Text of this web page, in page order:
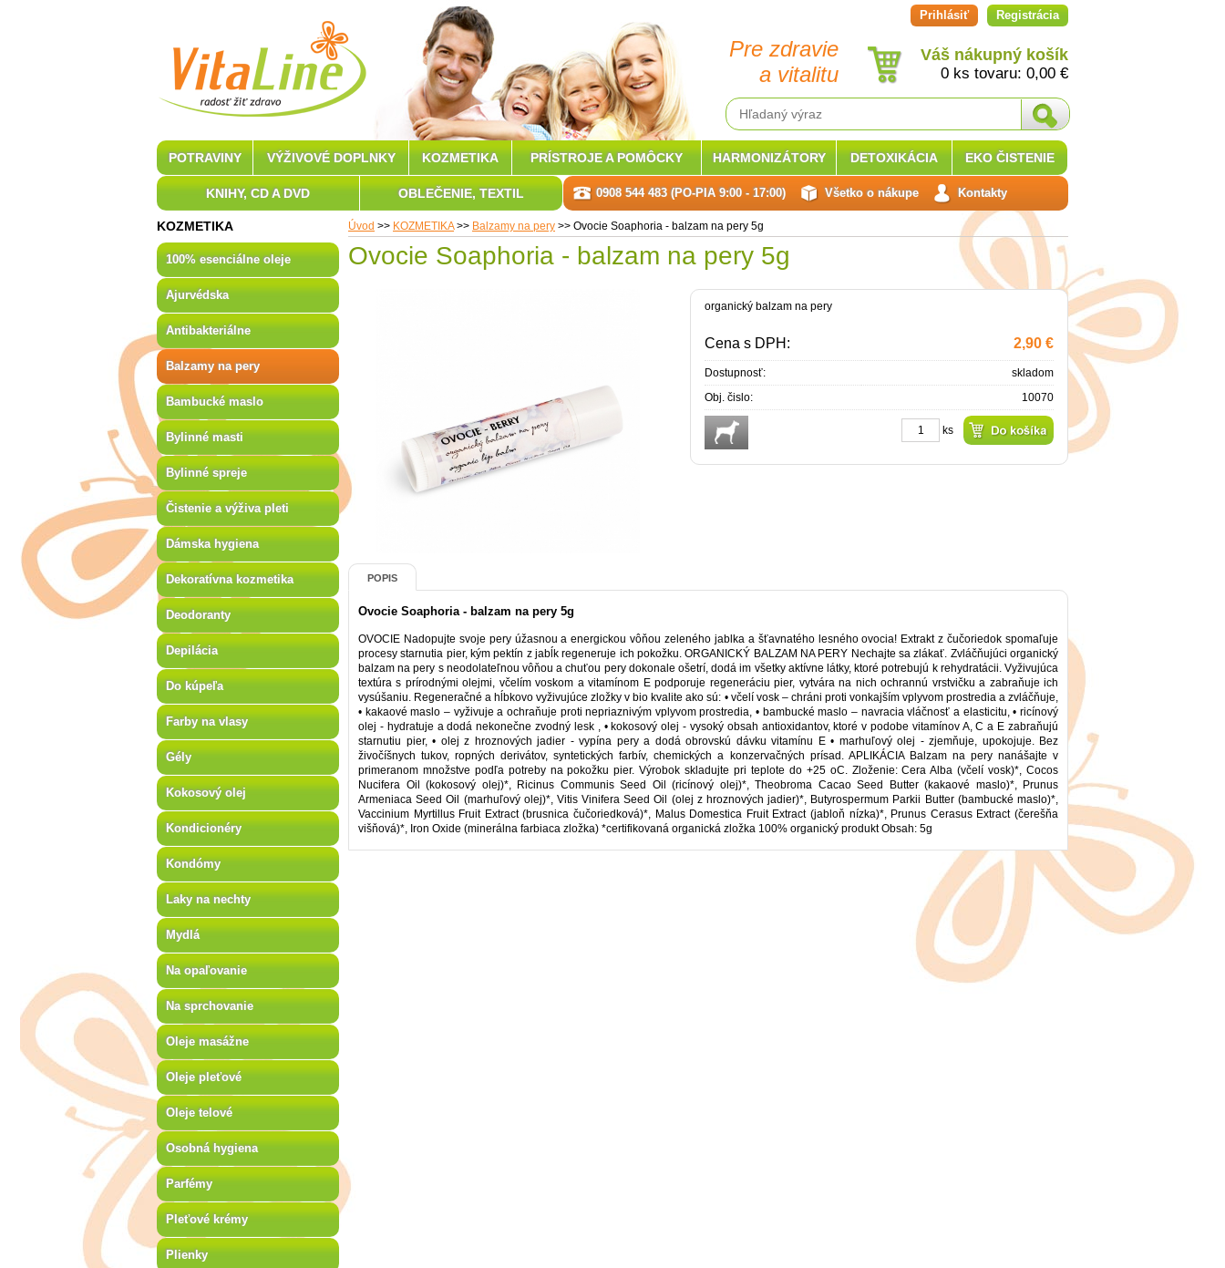
Pre zdravie
a vitalitu
Prihlásiť Registrácia
Váš nákupný košík
0 ks tovaru: 0,00 €
Úvod >> KOZMETIKA >> Balzamy na pery >> Ovocie Soaphoria - balzam na pery 5g
Ovocie Soaphoria - balzam na pery 5g
organický balzam na pery
Cena s DPH: 2,90 €
Dostupnosť:
skladom
Obj. čislo:
10070
ks
POPIS
Ovocie Soaphoria - balzam na pery 5g
OVOCIE Nadopujte svoje pery úžasnou a energickou vôňou zeleného jablka a šťavnatého lesného ovocia! Extrakt z čučoriedok spomaľuje
procesy starnutia pier, kým pektín z jabĺk regeneruje ich pokožku. ORGANICKÝ BALZAM NA PERY Nechajte sa zlákať. Zvláčňujúci organický
balzam na pery s neodolateľnou vôňou a chuťou pery dokonale ošetrí, dodá im všetky aktívne látky, ktoré potrebujú k rehydratácii. Vyživujúca
textúra s prírodnými olejmi, včelím voskom a vitamínom E podporuje regeneráciu pier, vytvára na nich ochrannú vrstvičku a zabraňuje ich
vysúšaniu. Regeneračné a hĺbkovo vyživujúce zložky v bio kvalite ako sú: • včelí vosk – chráni proti vonkajším vplyvom prostredia a zvláčňuje,
• kakaové maslo – vyživuje a ochraňuje proti nepriaznivým vplyvom prostredia, • bambucké maslo – navracia vláčnosť a elasticitu, • ricínový
olej - hydratuje a dodá nekonečne zvodný lesk , • kokosový olej - vysoký obsah antioxidantov, ktoré v podobe vitamínov A, C a E zabraňujú
starnutiu pier, • olej z hroznových jadier - vypína pery a dodá obrovskú dávku vitamínu E • marhuľový olej - zjemňuje, upokojuje. Bez
živočíšnych tukov, ropných derivátov, syntetických farbív, chemických a konzervačných prísad. APLIKÁCIA Balzam na pery nanášajte v
primeranom množstve podľa potreby na pokožku pier. Výrobok skladujte pri teplote do +25 oC. Zloženie: Cera Alba (včelí vosk)*, Cocos
Nucifera Oil (kokosový olej)*, Ricinus Communis Seed Oil (ricínový olej)*, Theobroma Cacao Seed Butter (kakaové maslo)*, Prunus
Armeniaca Seed Oil (marhuľový olej)*, Vitis Vinifera Seed Oil (olej z hroznových jadier)*, Butyrospermum Parkii Butter (bambucké maslo)*,
Vaccinium Myrtillus Fruit Extract (brusnica čučoriedková)*, Malus Domestica Fruit Extract (jabloň nízka)*, Prunus Cerasus Extract (čerešňa
višňová)*, Iron Oxide (minerálna farbiaca zložka) *certifikovaná organická zložka 100% organický produkt Obsah: 5g
KOZMETIKA
100% esenciálne oleje
Ajurvédska
Antibakteriálne
Balzamy na pery
Bambucké maslo
Bylinné masti
Bylinné spreje
Čistenie a výživa pleti
Dámska hygiena
Dekoratívna kozmetika
Deodoranty
Depilácia
Do kúpeľa
Farby na vlasy
Gély
Kokosový olej
Kondicionéry
Kondómy
Laky na nechty
Mydlá
Na opaľovanie
Na sprchovanie
Oleje masážne
Oleje pleťové
Oleje telové
Osobná hygiena
Parfémy
Pleťové krémy
Plienky
POTRAVINY VÝŽIVOVÉ DOPLNKY KOZMETIKA PRÍSTROJE A POMÔCKY HARMONIZÁTORY DETOXIKÁCIA EKO ČISTENIE
KNIHY, CD A DVD OBLEČENIE, TEXTIL 0908 544 483 (PO-PIA 9:00 - 17:00) Všetko o nákupe Kontakty